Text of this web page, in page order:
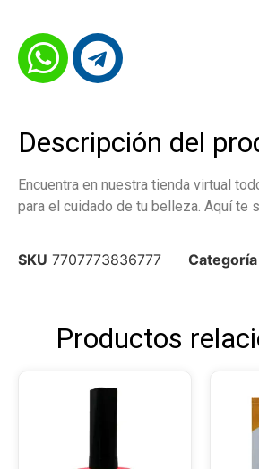
Descripción del
Encuentra en nuestra tienda virtual
para el cuidado de tu belleza. Aquí te
SKU 7707773836777 Categoría
Productos